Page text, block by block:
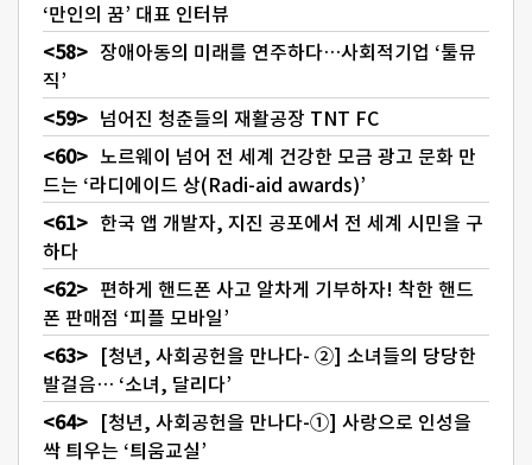
‘만인의 꿈’ 대표 인터뷰
장애아동의 미래를 연주하다…사회적기업 ‘툴뮤
직’
넘어진 청춘들의 재활공장 TNT FC
노르웨이 넘어 전 세계 건강한 모금 광고 문화 만
드는 ‘라디에이드 상(Radi-aid awards)’
한국 앱 개발자, 지진 공포에서 전 세계 시민을 구
하다
편하게 핸드폰 사고 알차게 기부하자! 착한 핸드
폰 판매점 ‘피플 모바일’
[청년, 사회공헌을 만나다- ②] 소녀들의 당당한
발걸음… ‘소녀, 달리다’
[청년, 사회공헌을 만나다-①] 사랑으로 인성을
싹 틔우는 ‘틔움교실’